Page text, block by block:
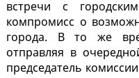
встречи с
компромисс о
города. В то же
отправляя в
председатель